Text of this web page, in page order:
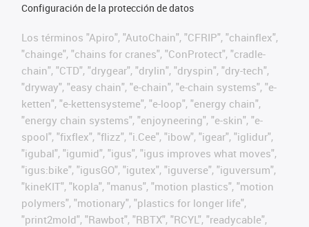
Configuración de la protección de datos
Los términos "Apiro", "AutoChain", "CFRIP", "chainflex",
"chainge", "chains for cranes", "ConProtect", "cradle-
chain", "CTD", "drygear", "drylin", "dryspin", "dry-tech",
"dryway", "easy chain", "e-chain", "e-chain systems", "e-
ketten", "e-kettensysteme", "e-loop", "energy chain",
"energy chain systems", "enjoyneering", "e-skin", "e-
spool", "fixflex", "flizz", "i.Cee", "ibow", "igear", "iglidur",
"igubal", "igumid", "igus", "igus improves what moves",
"igus:bike", "igusGO", "igutex", "iguverse", "iguversum",
"kineKIT", "kopla", "manus", "motion plastics", "motion
polymers", "motionary", "plastics for longer life",
"print2mold", "Rawbot", "RBTX", "RCYL", "readycable",